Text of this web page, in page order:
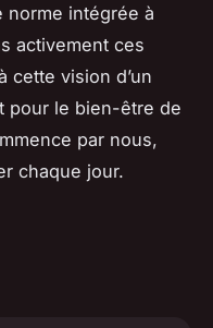
norme intégrée à
activement ces
cette vision d’un
pour le bien-être de
par nous,
chaque jour.